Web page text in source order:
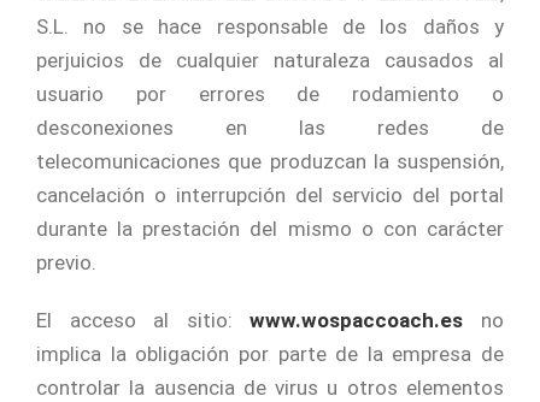
S.L. no se hace responsable de los daños y
perjuicios de cualquier naturaleza causados al
usuario por errores de rodamiento o
desconexiones en las redes de
telecomunicaciones que produzcan la suspensión,
cancelación o interrupción del servicio del portal
durante la prestación del mismo o con carácter
previo.
El acceso al sitio:www.wospaccoach.es no
implica la obligación por parte de la empresa de
controlar la ausencia de virus u otros elementos